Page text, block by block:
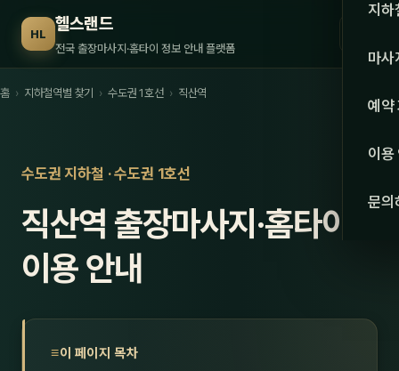
HL 헬스랜드
전국 출장마사지·홈타이 정보 안내 플랫폼 서울
강원·
강원
충북
지하
마사
관리
스
예약
이용
문의
홈 › 지하철역별 찾기 › 수도권 1호선 › 직산역
수도권 지하철 · 수도권 1호선
직산역 출장마사지·홈타이
이용 안내
이 페이지 목차